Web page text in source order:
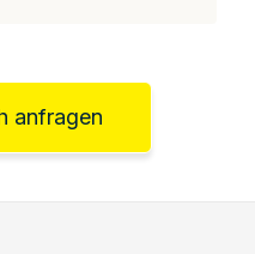
anfragen